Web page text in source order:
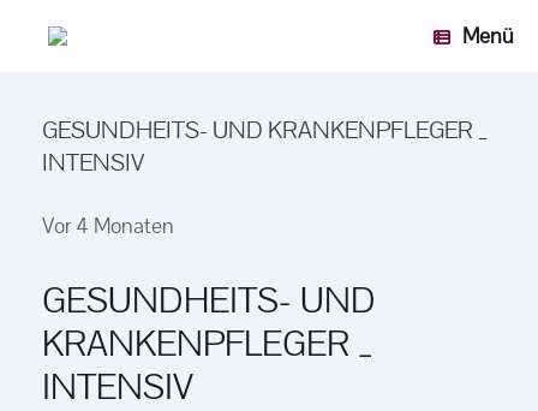
Menü
GESUNDHEITS- UND KRANKENPFLEGER _
INTENSIV
Vor 4 Monaten
GESUNDHEITS- UND
KRANKENPFLEGER _
INTENSIV